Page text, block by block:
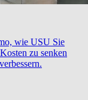
wie USU Sie
zu senken